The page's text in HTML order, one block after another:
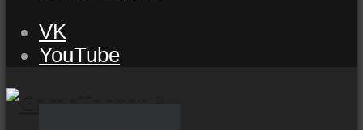
VK
YouTube